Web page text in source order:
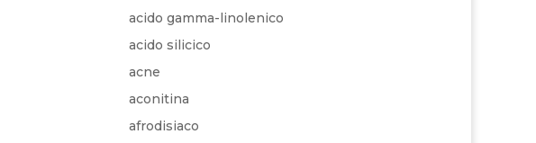
acido gamma-linolenico
acido silicico
acne
aconitina
afrodisiaco